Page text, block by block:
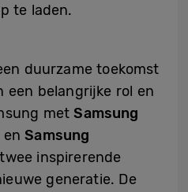
te laden.
duurzame toekomst
een belangrijke rol en
metSamsung
en Samsung
twee inspirerende
generatie. De